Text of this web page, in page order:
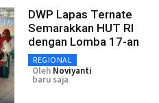
DWP Lapas Ternate
Semarakkan HUT RI
dengan Lomba 17-an
REGIONAL
Oleh Noviyanti
baru saja